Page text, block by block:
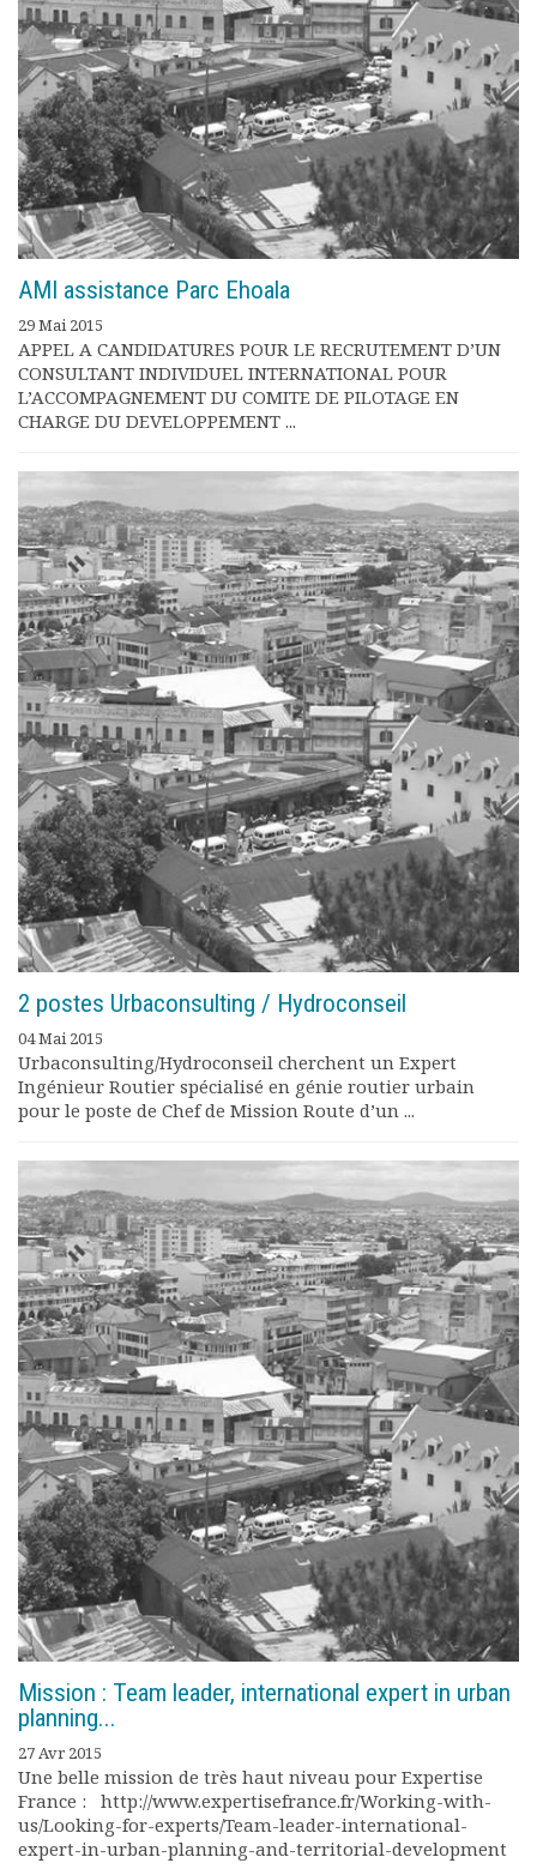
AMI assistance Parc Ehoala
29 Mai 2015
APPEL A CANDIDATURES POUR LE RECRUTEMENT D’UN
CONSULTANT INDIVIDUEL INTERNATIONAL POUR
L’ACCOMPAGNEMENT DU COMITE DE PILOTAGE EN
CHARGE DU DEVELOPPEMENT ...
2 postes Urbaconsulting / Hydroconseil
04 Mai 2015
Urbaconsulting/Hydroconseil cherchent un Expert
Ingénieur Routier spécialisé en génie routier urbain
pour le poste de Chef de Mission Route d’un ...
Mission : Team leader, international expert in urban
planning...
27 Avr 2015
Une belle mission de très haut niveau pour Expertise
France : http://www.expertisefrance.fr/Working-with-
us/Looking-for-experts/Team-leader-international-
expert-in-urban-planning-and-territorial-development